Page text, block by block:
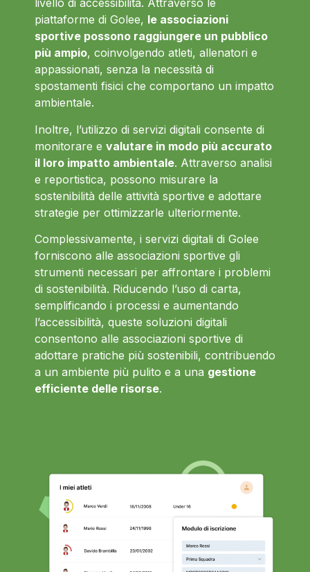
livello di accessibilità. Attraverso le
piattaforme di Golee, le associazioni
sportive possono raggiungere un pubblico
più ampio, coinvolgendo atleti, allenatori e
appassionati, senza la necessità di
spostamenti fisici che comportano un impatto
ambientale.
Inoltre, l’utilizzo di servizi digitali consente di
monitorare e valutare in modo più accurato
il loro impatto ambientale. Attraverso analisi
e reportistica, possono misurare la
sostenibilità delle attività sportive e adottare
strategie per ottimizzarle ulteriormente.
Complessivamente, i servizi digitali di Golee
forniscono alle associazioni sportive gli
strumenti necessari per affrontare i problemi
di sostenibilità. Riducendo l’uso di carta,
semplificando i processi e aumentando
l’accessibilità, queste soluzioni digitali
consentono alle associazioni sportive di
adottare pratiche più sostenibili, contribuendo
a un ambiente più pulito e a una gestione
efficiente delle risorse.